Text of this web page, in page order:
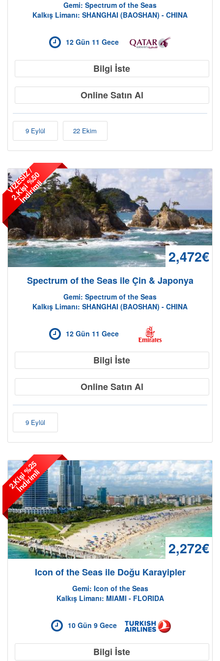
Gemi: Spectrum of the Seas
Kalkış Limanı: SHANGHAI (BAOSHAN) - CHINA
12 Gün 11 Gece
Bilgi İste
Online Satın Al
9 Eylül 22 Ekim
V
İ
Z
E
S
İ
Z
/
2
.
K
i
ş
i
%
5
0
İ
n
d
i
r
i
m
l
i
2,472€
Spectrum of the Seas ile Çin & Japonya
Gemi: Spectrum of the Seas
Kalkış Limanı: SHANGHAI (BAOSHAN) - CHINA
12 Gün 11 Gece
Bilgi İste
Online Satın Al
9 Eylül
2
.
K
i
ş
i
%
2
5
İ
n
d
i
r
i
m
l
i
2,272€
Icon of the Seas ile Doğu Karayipler
Gemi: Icon of the Seas
Kalkış Limanı: MIAMI - FLORIDA
10 Gün 9 Gece
Bilgi İste